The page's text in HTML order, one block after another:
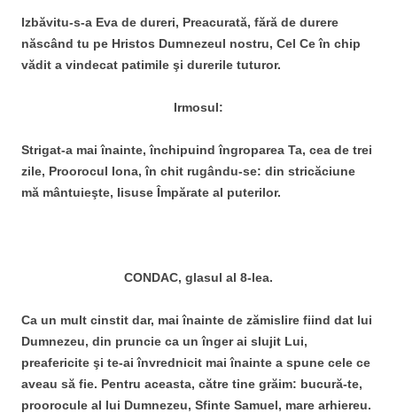
Izbăvitu-s-a Eva de dureri, Preacurată, fără de durere
născând tu pe Hristos Dumnezeul nostru, Cel Ce în chip
vădit a vindecat patimile şi durerile tuturor.
Irmosul:
Strigat-a mai înainte, închipuind îngroparea Ta, cea de trei
zile, Proorocul Iona, în chit rugându-se: din stricăciune
mă mântuieşte, Iisuse Împărate al puterilor.
CONDAC, glasul al 8-lea.
Ca un mult cinstit dar, mai înainte de zămislire fiind dat lui
Dumnezeu, din pruncie ca un înger ai slujit Lui,
preafericite şi te-ai învrednicit mai înainte a spune cele ce
aveau să fie. Pentru aceasta, către tine grăim: bucură-te,
proorocule al lui Dumnezeu, Sfinte Samuel, mare arhiereu.